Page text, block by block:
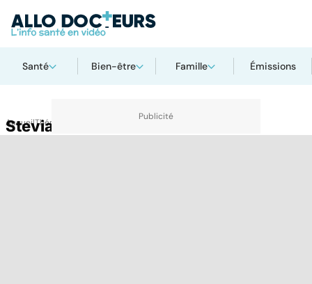
Santé Bien-être Famille Émissions
AccueilThématiques
Stevia